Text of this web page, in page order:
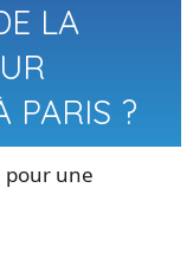
LA
PARIS ?
pour une